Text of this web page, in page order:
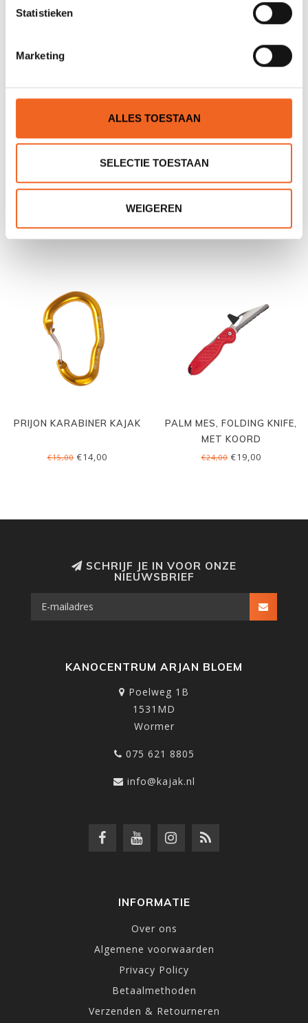
Statistieken
Marketing
ALLES TOESTAAN
SELECTIE TOESTAAN
WEIGEREN
GERELATEERDE PRODUCTEN
HIKO SALTY DOG MET
HARNAS, WILDWATER
HIKO ROGUE ION,
PRIJON KARABINER KAJAK
€15,00€14,00
PALM MES, FOLDING KNIFE,
MET KOORD
€24,00€19,00
SCHRIJF JE IN VOOR ONZE
NIEUWSBRIEF
KANOCENTRUM ARJAN BLOEM
Poelweg 1B
1531MD
Wormer
075 621 8805
info@kajak.nl
INFORMATIE
Over ons
Algemene voorwaarden
Privacy Policy
Betaalmethoden
Verzenden & Retourneren